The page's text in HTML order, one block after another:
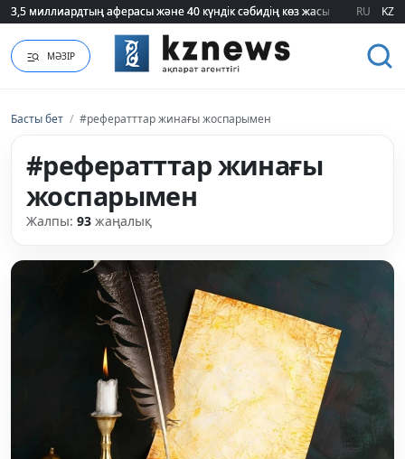
75 мың білім гранты кімдерге бұйырады? RU KZ
МӘЗІР
Басты бет / #рефератттар жинағы жоспарымен
#рефератттар жинағы
жоспарымен
Жалпы: 93 жаңалық